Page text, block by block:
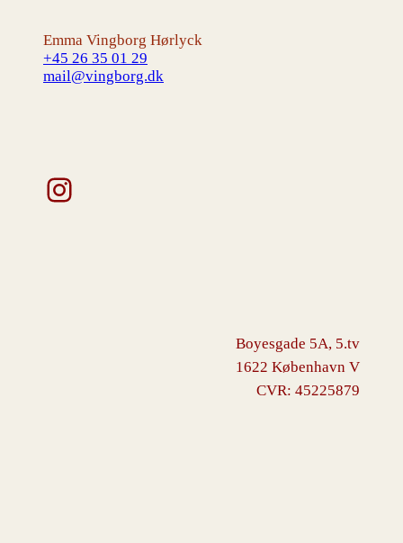
Emma Vingborg Hørlyck
+45 26 35 01 29
mail@vingborg.dk
Instagram
Boyesgade 5A, 5.tv
1622 København V
CVR: 45225879